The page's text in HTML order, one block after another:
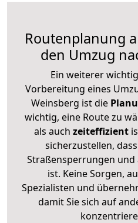
Routenplanung
den Umzug
Ein weiterer
Vorbereitung eines
Weinsberg ist die
wichtig, eine Route zu
als auch zeiteffizient
sicherzustellen,
Straßensperrungen
ist. Keine Sorgen,
Spezialisten und
damit Sie sich auf